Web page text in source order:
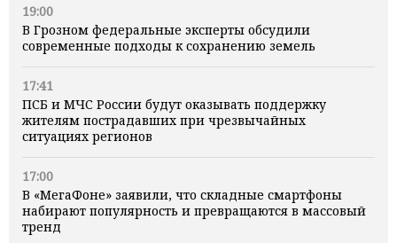
19:00
В Грозном федеральные эксперты обсудили
современные подходы к сохранению земель
17:41
ПСБ и МЧС России будут оказывать поддержку
жителям пострадавших при чрезвычайных
ситуациях регионов
17:00
В «МегаФоне» заявили, что складные смартфоны
набирают популярность и превращаются в массовый
тренд